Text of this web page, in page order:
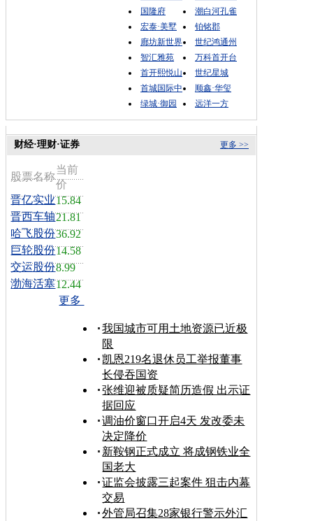
国隆府
潮白河孔雀
宏泰·美墅
铂铭郡
廊坊新世界
世纪鸿通州
智汇雅苑
万科首开台
首开熙悦山
世纪星城
首城国际中
顺鑫·华玺
绿城·御园
远洋一方
更多 >>
财经·理财·证券
股票名称
当前
价
晋亿实业15.84
晋西车轴21.81
哈飞股份36.92
巨轮股份14.58
交运股份8.99
渤海活塞12.44
更多
我国城市可用土地资源已近极
限
凯恩219名退休员工举报董事
长侵吞国资
张维迎被质疑简历造假 出示证
据回应
调油价窗口开启4天 发改委未
决定降价
新鞍钢正式成立 将成钢铁业全
国老大
证监会披露三起案件 狙击内幕
交易
外管局召集28家银行警示外汇